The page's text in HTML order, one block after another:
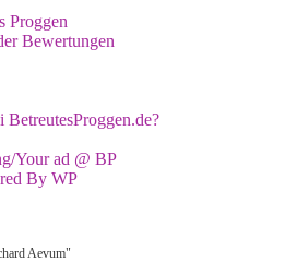
Proggen
Bewertungen
BetreutesProggen.de?
Your ad @ BP
By WP
Aevum"